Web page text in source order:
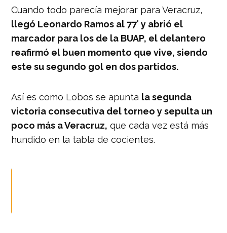
Cuando todo parecía mejorar para Veracruz,
llegó Leonardo Ramos al 77′ y abrió el
marcador para los de la BUAP, el delantero
reafirmó el buen momento que vive, siendo
este su segundo gol en dos partidos.
Así es como Lobos se apunta la segunda
victoria consecutiva del torneo y sepulta un
poco más a Veracruz, que cada vez está más
hundido en la tabla de cocientes.